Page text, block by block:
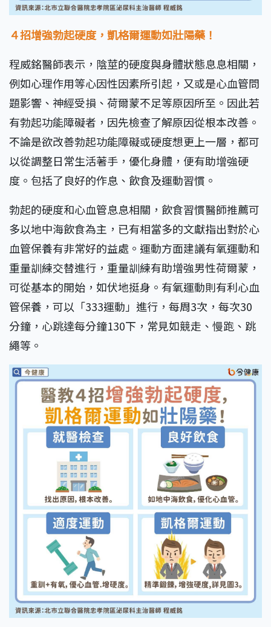
４招增強勃起硬度，凱格爾運動如壯陽藥！
程威銘醫師表示，陰莖的硬度與身體狀態息息相關，
例如心理作用等心因性因素所引起，又或是心血管問
題影響、神經受損、荷爾蒙不足等原因所至。因此若
有勃起功能障礙者，因先檢查了解原因從根本改善。
不論是欲改善勃起功能障礙或硬度想更上一層，都可
以從調整日常生活著手，優化身體，便有助增強硬
度。包括了良好的作息、飲食及運動習慣。
勃起的硬度和心血管息息相關，飲食習慣醫師推薦可
多以地中海飲食為主，已有相當多的文獻指出對於心
血管保養有非常好的益處。運動方面建議有氧運動和
重量訓練交替進行，重量訓練有助增強男性荷爾蒙，
可從基本的開始，如伏地挺身。有氧運動則有利心血
管保養，可以「333運動」進行，每周3次，每次30
分鐘，心跳達每分鐘130下，常見如競走、慢跑、跳
繩等。